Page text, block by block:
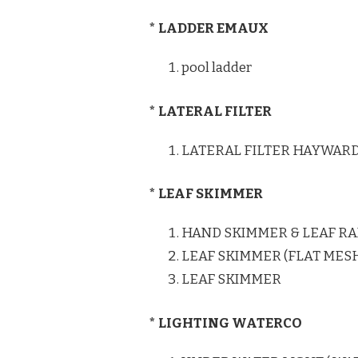
* LADDER EMAUX
pool ladder
* LATERAL FILTER
LATERAL FILTER
* LEAF SKIMMER
HAND SKIMMER & LEAF
LEAF SKIMMER (FLAT
LEAF SKIMMER
* LIGHTING WATERCO